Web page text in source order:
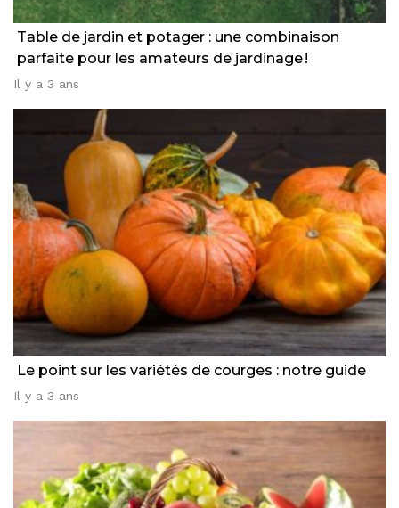
Table de jardin et potager : une combinaison
parfaite pour les amateurs de jardinage !
Il y a 3 ans
Le point sur les variétés de courges : notre guide
Il y a 3 ans